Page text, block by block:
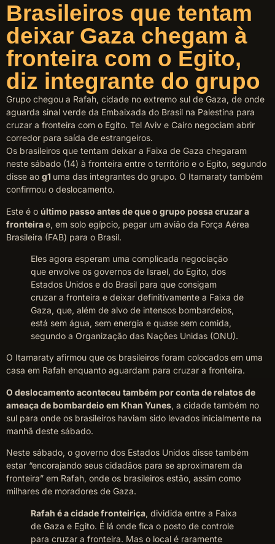
Brasileiros que tentam
deixar Gaza chegam à
fronteira com o Egito,
diz integrante do grupo
Grupo chegou a Rafah, cidade no extremo sul de Gaza, de onde
aguarda sinal verde da Embaixada do Brasil na Palestina para
cruzar a fronteira com o Egito. Tel Aviv e Cairo negociam abrir
corredor para saída de estrangeiros.
Os brasileiros que tentam deixar a Faixa de Gaza chegaram
neste sábado (14) à fronteira entre o território e o Egito, segundo
disse ao g1 uma das integrantes do grupo. O Itamaraty também
confirmou o deslocamento.
Este é o último passo antes de que o grupo possa cruzar a
fronteirae, em solo egípcio, pegar um avião da Força Aérea
Brasileira (FAB) para o Brasil.
Eles agora esperam uma complicada negociação
que envolve os governos de Israel, do Egito, dos
Estados Unidos e do Brasil para que consigam
cruzar a fronteira e deixar definitivamente a Faixa de
Gaza, que, além de alvo de intensos bombardeios,
está sem água, sem energia e quase sem comida,
segundo a Organização das Nações Unidas (ONU).
O Itamaraty afirmou que os brasileiros foram colocados em uma
casa em Rafah enquanto aguardam para cruzar a fronteira.
O deslocamento aconteceu também por conta de relatos de
ameaça de bombardeio em Khan Yunes, a cidade também no
sul para onde os brasileiros haviam sido levados inicialmente na
manhã deste sábado.
Neste sábado, o governo dos Estados Unidos disse também
estar “encorajando seus cidadãos para se aproximarem da
fronteira” em Rafah, onde os brasileiros estão, assim como
milhares de moradores de Gaza.
Rafah é a cidade fronteiriça, dividida entre a Faixa
de Gaza e Egito. É lá onde fica o posto de controle
para cruzar a fronteira. Mas o local é raramente